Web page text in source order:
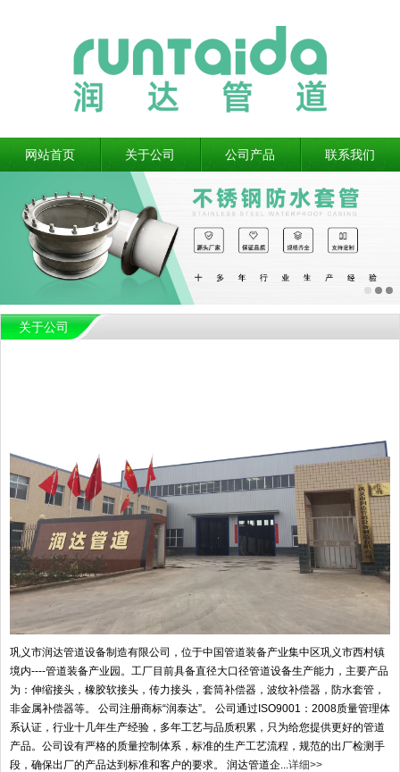
网站首页 关于公司 公司产品 联系我们
关于公司
巩义市润达管道设备制造有限公司，位于中国管道装备产业集中区巩义市西村镇
境内----管道装备产业园。工厂目前具备直径大口径管道设备生产能力，主要产品
为：伸缩接头，橡胶软接头，传力接头，套筒补偿器，波纹补偿器，防水套管，
非金属补偿器等。 公司注册商标“润泰达”。 公司通过ISO9001：2008质量管理体
系认证，行业十几年生产经验，多年工艺与品质积累，只为给您提供更好的管道
产品。公司设有严格的质量控制体系，标准的生产工艺流程，规范的出厂检测手
段，确保出厂的产品达到标准和客户的要求。 润达管道企...详细>>